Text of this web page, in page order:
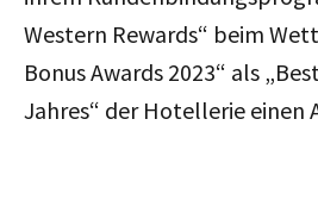
Western Rewards“ beim
Bonus Awards 2023“ als
Jahres“ der Hotellerie einen